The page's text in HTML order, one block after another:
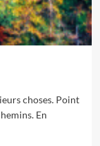
choses. Point
En